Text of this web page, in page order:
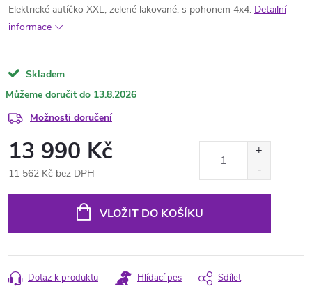
Elektrické autíčko XXL, zelené lakované, s pohonem 4x4. Detailní
informace
Skladem
13.8.2026
Možnosti doručení
13 990 Kč
11 562 Kč bez DPH
VLOŽIT DO KOŠÍKU
Dotaz k produktu Hlídací pes Sdílet